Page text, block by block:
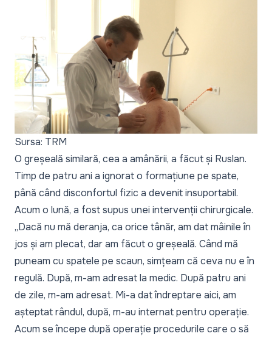
Sursa: TRM
O greșeală similară, cea a amânării, a făcut și Ruslan.
Timp de patru ani a ignorat o formațiune pe spate,
până când disconfortul fizic a devenit insuportabil.
Acum o lună, a fost supus unei intervenții chirurgicale.
„Dacă nu mă deranja, ca orice tânăr, am dat mâinile în
jos și am plecat, dar am făcut o greșeală. Când mă
puneam cu spatele pe scaun, simțeam că ceva nu e în
regulă. După, m-am adresat la medic. După patru ani
de zile, m-am adresat. Mi-a dat îndreptare aici, am
așteptat rândul, după, m-au internat pentru operație.
Acum se începe după operație procedurile care o să